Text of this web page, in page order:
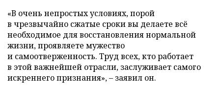
«В очень непростых условиях, порой
в чрезвычайно сжатые сроки вы делаете всё
необходимое для восстановления нормальной
жизни, проявляете мужество
и самоотверженность. Труд всех, кто работает
в этой важнейшей отрасли, заслуживает самого
искреннего признания», – заявил он.